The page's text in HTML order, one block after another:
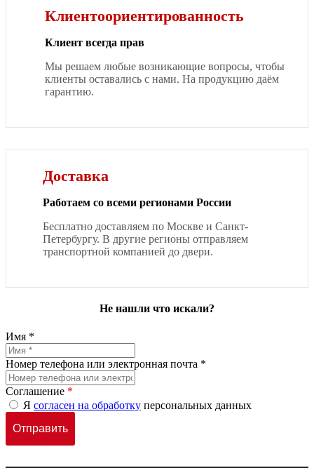
Клиентоориентированность
Клиент всегда прав
Мы решаем любые возникающие вопросы, чтобы
клиенты оставались с нами. На продукцию даём
гарантию.
Доставка
Работаем со всеми регионами России
Бесплатно доставляем по Москве и Санкт-
Петербургу. В другие регионы отправляем
транспортной компанией до двери.
Не нашли что искали?
Имя *
Номер телефона или электронная почта *
Соглашение *
Я согласен на обработку персональных данных